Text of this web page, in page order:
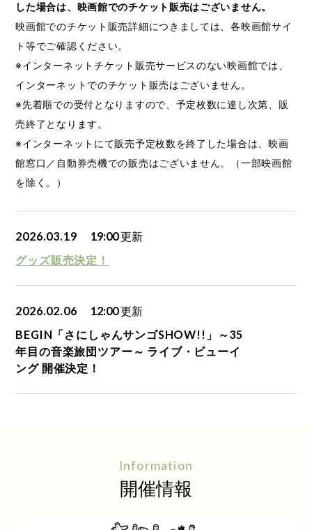
した場合は、映画館でのチケット販売はございません。
映画館でのチケット販売詳細につきましては、各映画館サイ
ト等でご確認ください。
※インターネットチケット販売サービスのない映画館では、
インターネットでのチケット販売はございません。
※先着順での受付となりますので、予定枚数に達し次第、販
売終了となります。
※インターネットにて販売予定枚数を終了した場合は、映画
館窓口／自動券売機での販売はございません。（一部映画館
を除く。）
2026.03.19 19:00更新
グッズ販売決定！
2026.02.06 12:00更新
BEGIN「さにしゃんサンゴSHOW!!」～35
年目の音楽旅団ツアー～ ライブ・ビューイ
ング 開催決定！
Information
開催情報